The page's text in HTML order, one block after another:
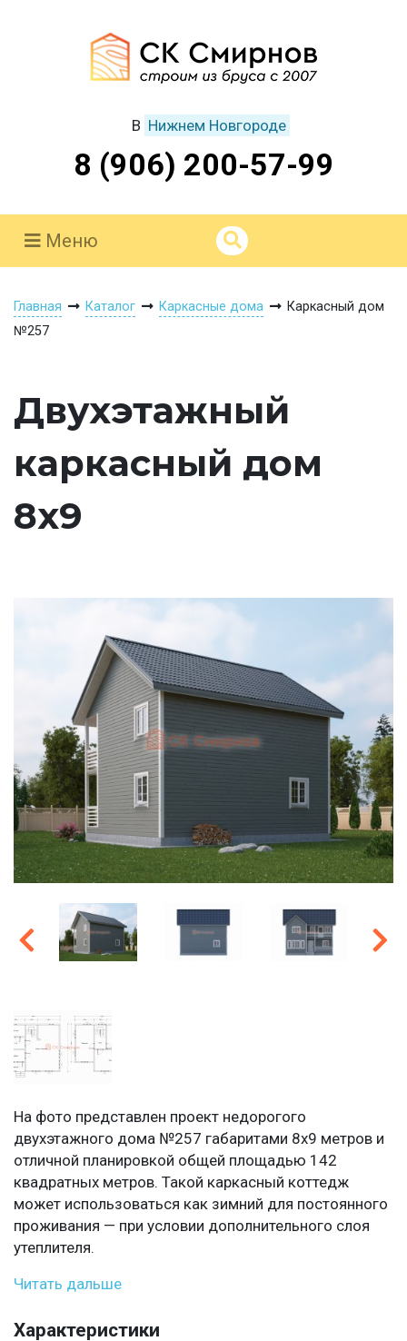
В Нижнем Новгороде
8 (906) 200-57-99
Меню
Главная Каталог Каркасные дома
Каркасный дом
№257
Двухэтажный
каркасный дом
8х9
На фото представлен проект недорогого
двухэтажного дома №257 габаритами 8х9 метров и
отличной планировкой общей площадью 142
квадратных метров. Такой каркасный коттедж
может использоваться как зимний для постоянного
проживания — при условии дополнительного слоя
утеплителя.
Читать дальше
Характеристики